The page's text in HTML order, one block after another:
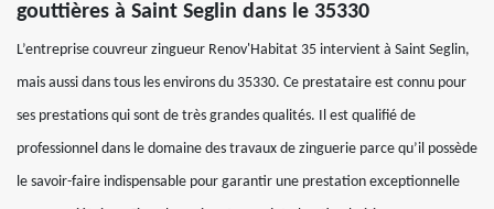
gouttières à Saint Seglin dans le 35330
L’entreprise couvreur zingueur Renov'Habitat 35 intervient à Saint Seglin,
mais aussi dans tous les environs du 35330. Ce prestataire est connu pour
ses prestations qui sont de très grandes qualités. Il est qualifié de
professionnel dans le domaine des travaux de zinguerie parce qu’il possède
le savoir-faire indispensable pour garantir une prestation exceptionnelle